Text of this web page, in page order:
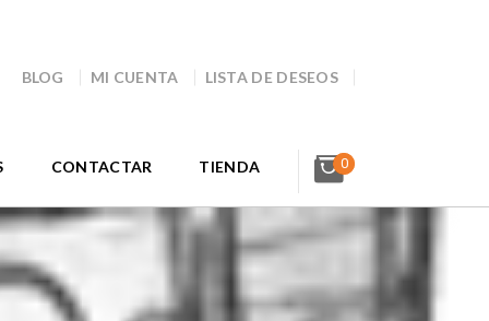
BLOG MI CUENTA LISTA DE DESEOS
CONTACTAR TIENDA 0